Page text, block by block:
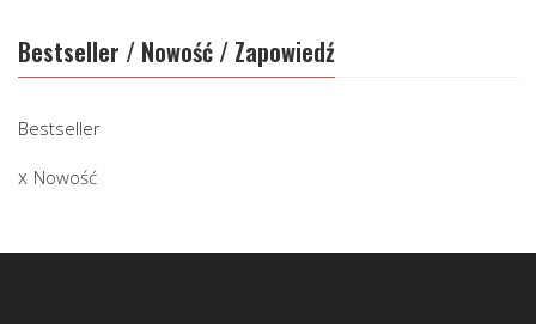
Bestseller / Nowość / Zapowiedź
Bestseller
Nowość